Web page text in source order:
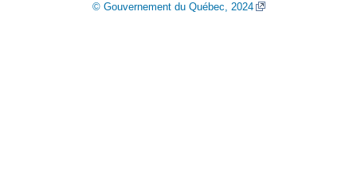
© Gouvernement du Québec, 2024